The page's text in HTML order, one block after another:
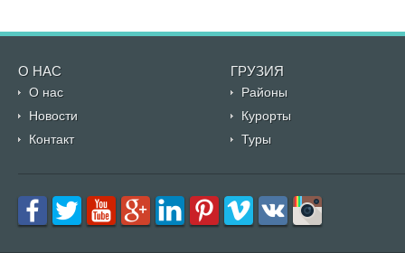
О НАС ГРУЗИЯ
О нас
Районы
Новости
Курорты
Контакт
Туры